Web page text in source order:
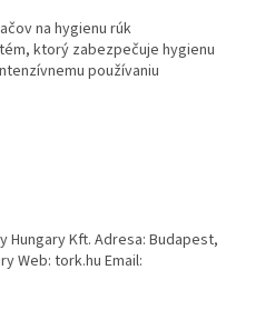
na hygienu rúk
ktorý zabezpečuje hygienu
používaniu
Hungary Kft. Adresa: Budapest,
Web: tork.hu Email: